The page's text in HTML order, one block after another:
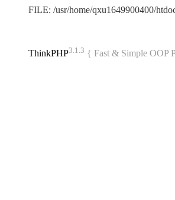
FILE: /usr/home/qxu1649900400/
ThinkPHP3.1.3 { Fast & Simple